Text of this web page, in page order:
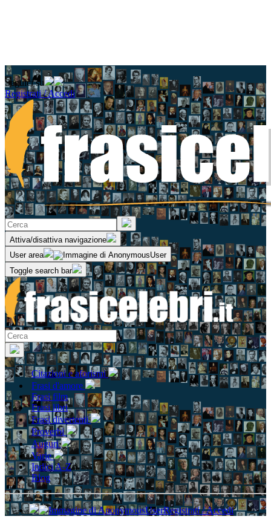
Seguici su
Registrati / Accedi
Attiva/disattiva navigazione
User area
Toggle search bar
Citazioni e aforismi
Frasi d'amore
Frasi film
Frasi libri
Frasi divertenti
Proverbi
Auguri
Varie
Indici A-Z
Blog
Registrati / Accedi